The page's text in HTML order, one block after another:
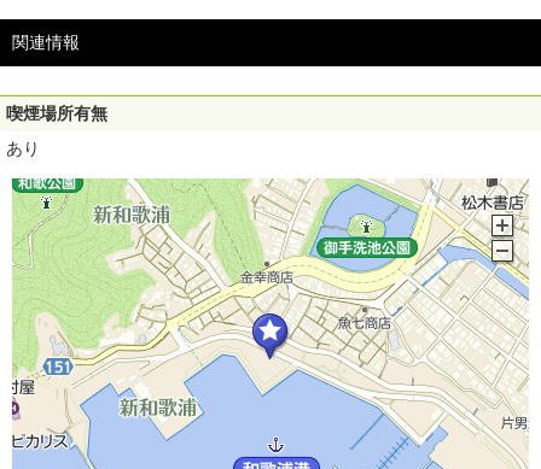
関連情報
喫煙場所有無
あり